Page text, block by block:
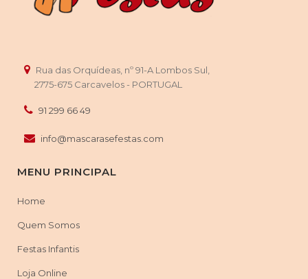
Pata | Copos, convites, pratos, guardanapos,
Rua das Orquídeas, nº 91-A Lombos Sul,
2775-675 Carcavelos - PORTUGAL
91 299 66 49
info@mascarasefestas.com
MENU PRINCIPAL
Home
Quem Somos
Festas Infantis
Loja Online